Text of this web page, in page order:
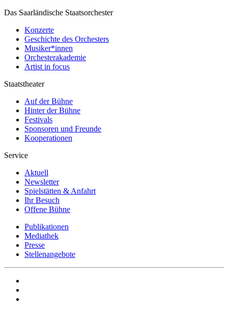
Das Saarländische Staatsorchester
Konzerte
Geschichte des Orchesters
Musiker*innen
Orchesterakademie
Artist in focus
Staatstheater
Auf der Bühne
Hinter der Bühne
Festivals
Sponsoren und Freunde
Kooperationen
Service
Aktuell
Newsletter
Spielstätten & Anfahrt
Ihr Besuch
Offene Bühne
Publikationen
Mediathek
Presse
Stellenangebote